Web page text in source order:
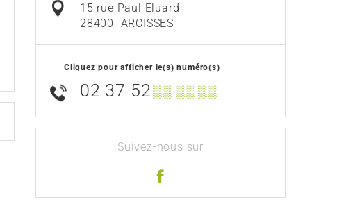
15 rue Paul Eluard
28400
ARCISSES
Cliquez pour afficher le(s) numéro(s)
02 37 52 ▒▒ ▒▒ ▒▒
Suivez-nous sur